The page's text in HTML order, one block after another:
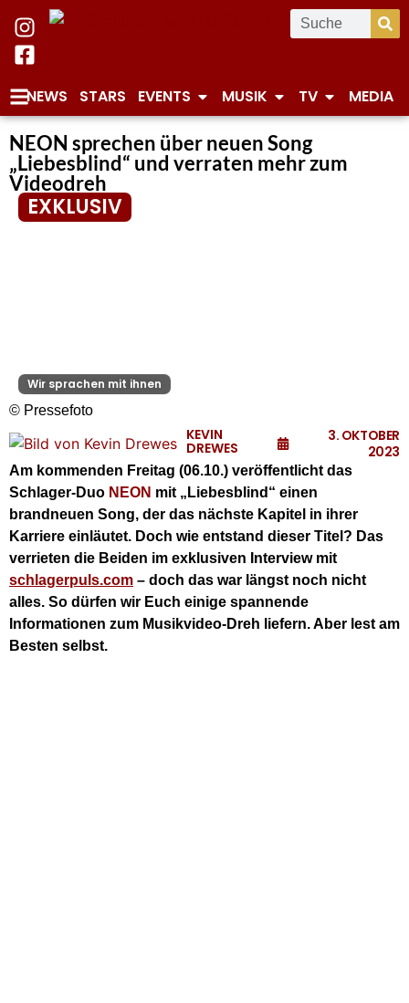
NEWS STARS EVENTS MUSIK TV MEDIA
NEON sprechen über neuen Song
„Liebesblind“ und verraten mehr zum
Videodreh
EXKLUSIV
Wir sprachen mit ihnen
© Pressefoto
KEVIN
DREWES
3. OKTOBER
2023
Am kommenden Freitag (06.10.) veröffentlicht das
Schlager-Duo NEON mit „Liebesblind“ einen
brandneuen Song, der das nächste Kapitel in ihrer
Karriere einläutet. Doch wie entstand dieser Titel? Das
verrieten die Beiden im exklusiven Interview mit
schlagerpuls.com – doch das war längst noch nicht
alles. So dürfen wir Euch einige spannende
Informationen zum Musikvideo-Dreh liefern. Aber lest am
Besten selbst.